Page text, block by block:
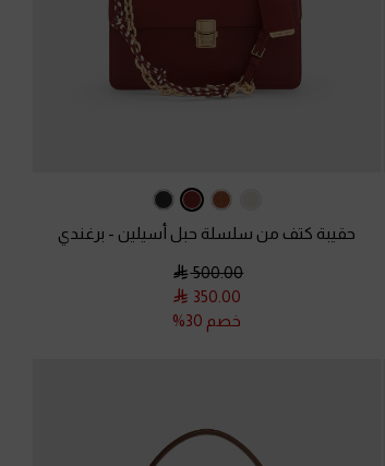
حقيبة كتف من سلسلة حبل أسيلين - برغندي
500.00
350.00
خصم 30%